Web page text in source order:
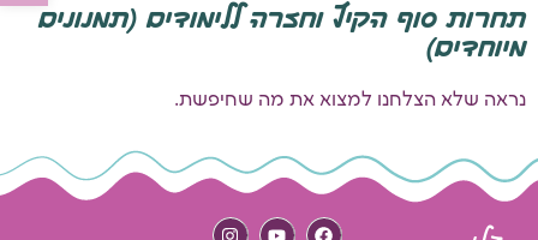
תחרות סוף הקיץ וחזרה ללימודים (תמנונים
מיוחדים)
נראה שלא הצלחנו למצוא את מה שחיפשת.